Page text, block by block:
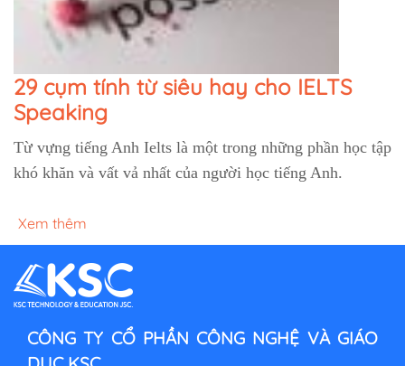
29 cụm tính từ siêu hay cho IELTS
Speaking
Từ vựng tiếng Anh Ielts là một trong những phần học tập
khó khăn và vất vả nhất của người học tiếng Anh.
Xem thêm
CÔNG TY CỔ PHẦN CÔNG NGHỆ VÀ GIÁO